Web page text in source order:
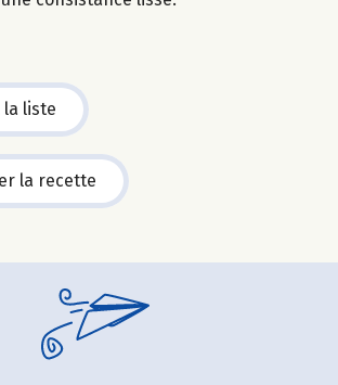
la liste
la recette